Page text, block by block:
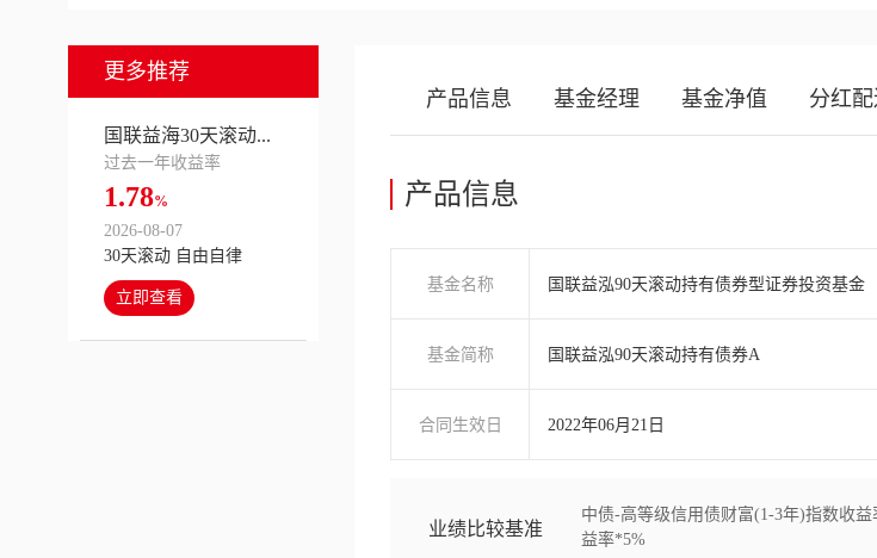
更多推荐
国联益海30天滚动...
过去一年收益率
1.78%
2026-08-07
30天滚动 自由自律
立即查看
产品信息 基金经理 基金净值 分红
产品信息
基金名称 国联益泓90天滚动持有债券型证券投资基金
基金简称 国联益泓90天滚动持有债券A
合同生效日 2022年06月21日
业绩比较基准
中债-高等级信用债财富(1-3年)指数收
益率*5%